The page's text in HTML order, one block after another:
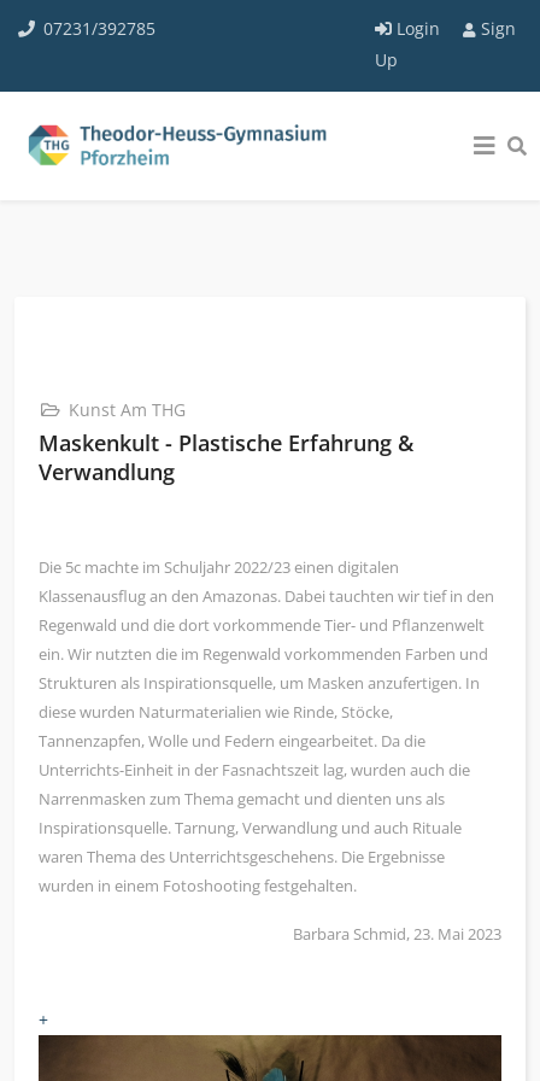
07231/392785 Login
Sign
Up
Kunst Am THG
Maskenkult - Plastische Erfahrung &
Verwandlung
Die 5c machte im Schuljahr 2022/23 einen digitalen
Klassenausflug an den Amazonas. Dabei tauchten wir tief in den
Regenwald und die dort vorkommende Tier- und Pflanzenwelt
ein. Wir nutzten die im Regenwald vorkommenden Farben und
Strukturen als Inspirationsquelle, um Masken anzufertigen. In
diese wurden Naturmaterialien wie Rinde, Stöcke,
Tannenzapfen, Wolle und Federn eingearbeitet. Da die
Unterrichts-Einheit in der Fasnachtszeit lag, wurden auch die
Narrenmasken zum Thema gemacht und dienten uns als
Inspirationsquelle. Tarnung, Verwandlung und auch Rituale
waren Thema des Unterrichtsgeschehens. Die Ergebnisse
wurden in einem Fotoshooting festgehalten.
Barbara Schmid, 23. Mai 2023
+